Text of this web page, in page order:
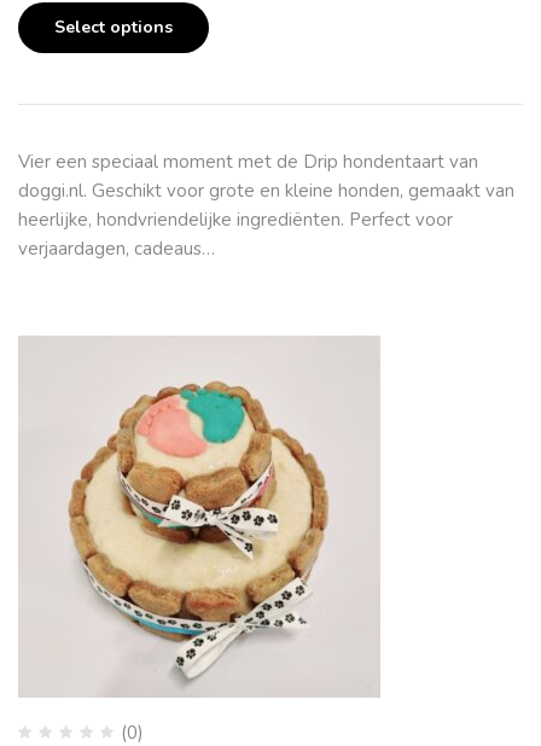
Select options
Vier een speciaal moment met de Drip hondentaart van
doggi.nl. Geschikt voor grote en kleine honden, gemaakt van
heerlijke, hondvriendelijke ingrediënten. Perfect voor
verjaardagen, cadeaus…
(0)